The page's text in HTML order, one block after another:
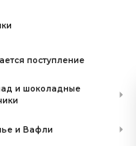
поступление
и шоколадные
и Вафли